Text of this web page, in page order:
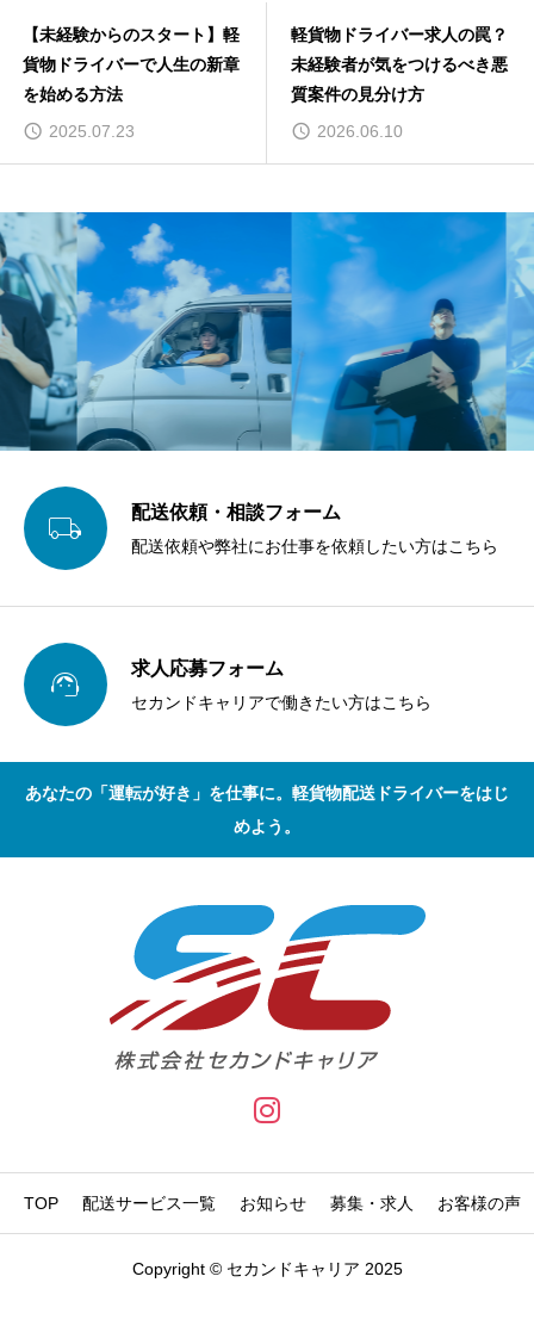
【未経験からのスタート】軽
貨物ドライバーで人生の新章
を始める方法
2025.07.23
軽貨物ドライバー求人の罠？
未経験者が気をつけるべき悪
質案件の見分け方
2026.06.10
 配送依頼・相談フォーム
配送依頼や弊社にお仕事を依頼したい方はこちら
 求人応募フォーム
セカンドキャリアで働きたい方はこちら
あなたの「運転が好き」を仕事に。軽貨物配送ドライバーをはじ
めよう。
TOP 配送サービス一覧 お知らせ 募集・求人 お客様の声
Copyright © セカンドキャリア 2025